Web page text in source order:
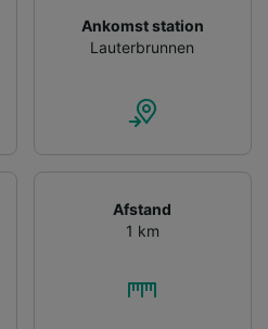
Ankomst station
Lauterbrunnen
Afstand
1 km